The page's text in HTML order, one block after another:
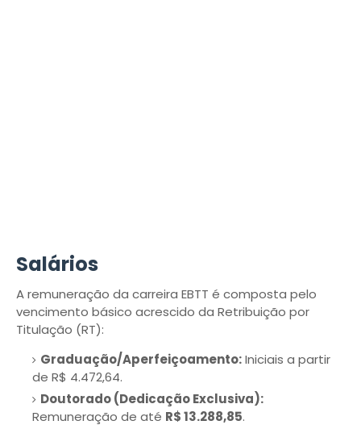
Salários
A remuneração da carreira EBTT é composta pelo
vencimento básico acrescido da Retribuição por
Titulação (RT):
Graduação/Aperfeiçoamento:Iniciais a partir
de R$ 4.472,64.
Doutorado (Dedicação Exclusiva):
Remuneração de até R$ 13.288,85.